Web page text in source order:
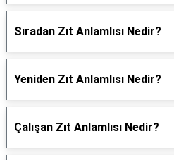
Sıradan Zıt Anlamlısı Nedir?
Yeniden Zıt Anlamlısı Nedir?
Çalışan Zıt Anlamlısı Nedir?